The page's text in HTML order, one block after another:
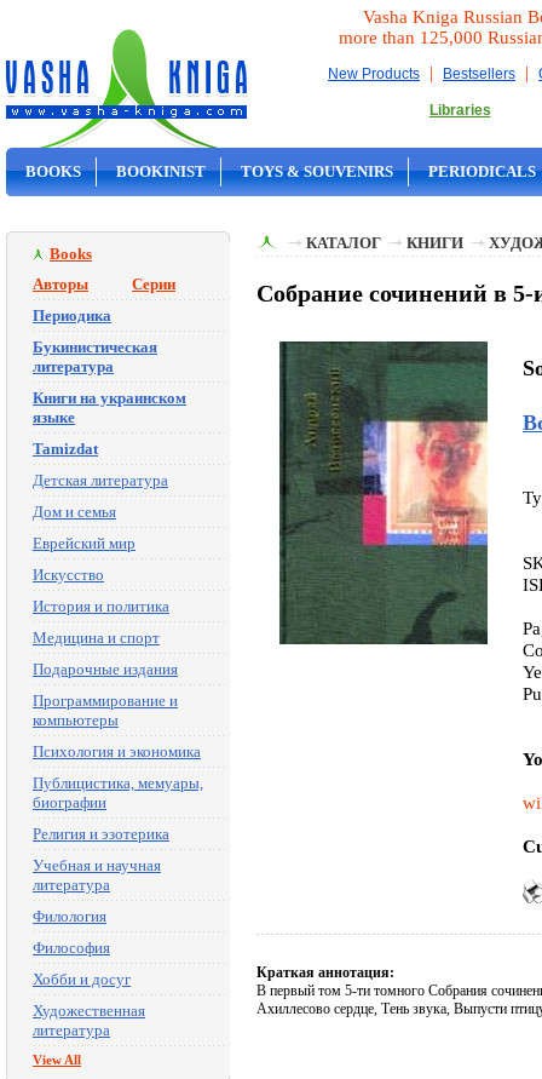
Vasha Kniga Russian
more than 125,000
New Products | Bestsellers |
Libraries
BOOKS BOOKINIST TOYS & SOUVENIRS PERIODICALS
Books
Авторы
Серии
Периодика
Букинистическая
литература
Книги на украинском
языке
Tamizdat
Детская литература
Дом и семья
Еврейский мир
Искусство
История и политика
Медицина и спорт
Подарочные издания
Программирование и
компьютеры
Психология и экономика
Публицистика, мемуары,
биографии
Религия и эзотерика
Учебная и научная
литература
Филология
Философия
Хобби и досуг
Художественная
литература
View All
КАТАЛОГ КНИГИ
Собрание сочинений в
Краткая аннотация:
В первый том 5-ти томного Собрания
Ахиллесово сердце, Тень звука, Выпусти